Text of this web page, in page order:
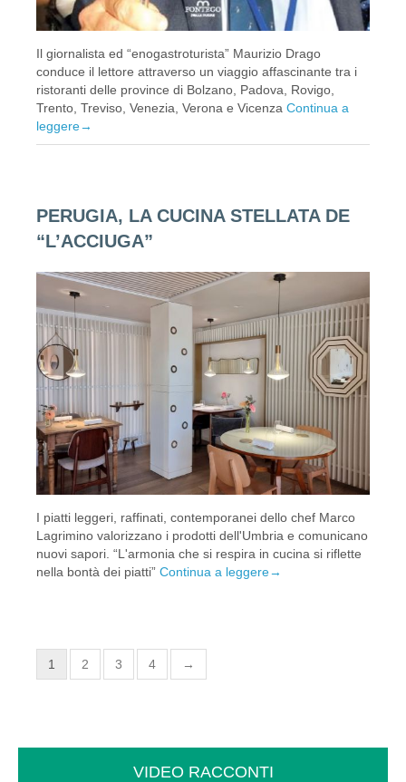
Il giornalista ed “enogastroturista” Maurizio Drago
conduce il lettore attraverso un viaggio affascinante tra i
ristoranti delle province di Bolzano, Padova, Rovigo,
Trento, Treviso, Venezia, Verona e Vicenza Continua a
leggere→
PERUGIA, LA CUCINA STELLATA DE
“L’ACCIUGA”
I piatti leggeri, raffinati, contemporanei dello chef Marco
Lagrimino valorizzano i prodotti dell'Umbria e comunicano
nuovi sapori. “L'armonia che si respira in cucina si riflette
nella bontà dei piatti” Continua a leggere→
1 2 3 4 →
VIDEO RACCONTI